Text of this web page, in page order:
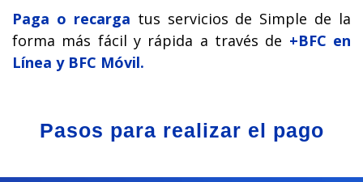
Paga o recarga tus servicios de Simple de la
forma más fácil y rápida a través de +BFC en
Línea y BFC Móvil.
Pasos para realizar el pago